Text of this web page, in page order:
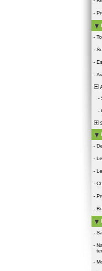
-
-
-
-
-
-
-
-
-
-
-
-
-
-
-
-